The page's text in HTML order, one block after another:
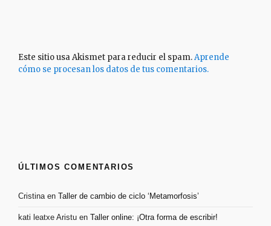
Este sitio usa Akismet para reducir el spam.Aprende
cómo se procesan los datos de tus comentarios.
ÚLTIMOS COMENTARIOS
Cristinaen Taller de cambio de ciclo ‘Metamorfosis’
kati leatxe Aristu en Taller online: ¡Otra forma de escribir!